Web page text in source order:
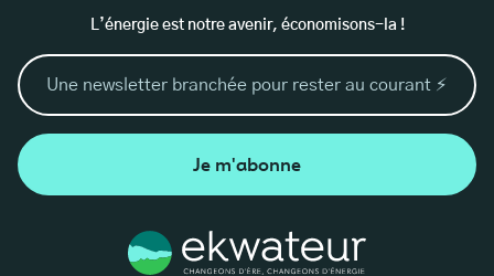
L’énergie est notre avenir, économisons-la !
Je m'abonne